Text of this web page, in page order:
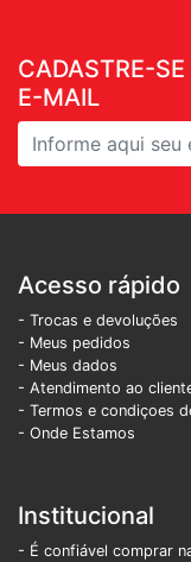
CADASTRE-SE
E-MAIL
Acesso rápido
- Trocas e devoluções
- Meus pedidos
- Meus dados
- Atendimento ao
- Termos e condiçoes
- Onde Estamos
Institucional
- É confiável comprar